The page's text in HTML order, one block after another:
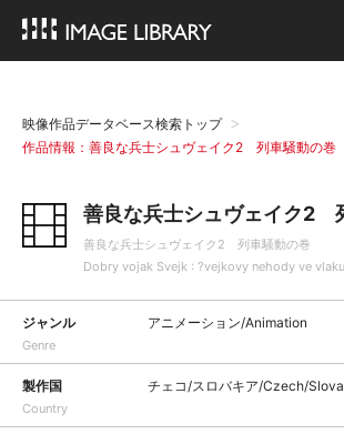
映像作品データベース検索トップ
作品情報：善良な兵士シュヴェイク2 列車騒動の巻
善良な兵士シュヴェイク2
善良な兵士シュヴェイク2 列車騒動の巻
Dobry vojak Svejk : ?vejkovy nehody ve vlaku
ジャンル
Genre
アニメーション/Animation
製作国
Country
チェコ/スロバキア/Czech/